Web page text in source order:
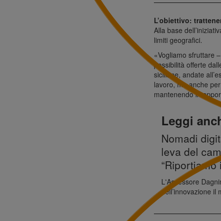
L’obiettivo:
Alla base
limiti geografici.
«Vogliamo sfruttare
possibilità offerte
siciliane, andate
lavoro, ma anche
mantenendo il
Leggi
Nomadi
leva del
“Riportiamo
L'Assessore
dell’innovazione il